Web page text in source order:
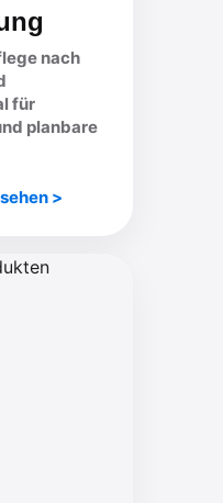
nach
für
planbare